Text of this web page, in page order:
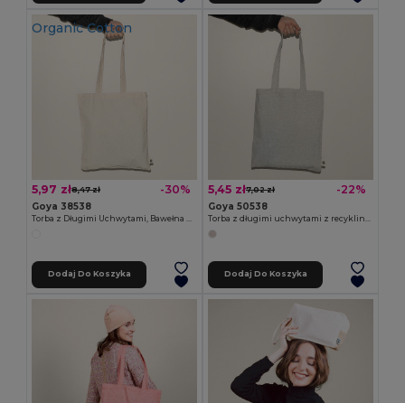
Organic Cotton
5,97 zł8,47 zł -30%
Goya 38538
Dodaj Do Koszyka
5,45 zł7,02 zł -22%
Goya 50538
Dodaj Do Koszyka